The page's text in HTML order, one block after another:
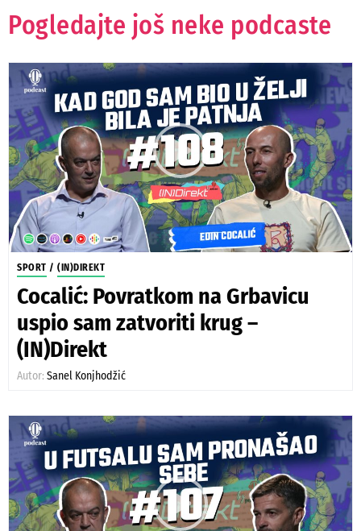
Pogledajte još neke podcaste
SPORT / (IN)DIREKT
Cocalić: Povratkom na Grbavicu
uspio sam zatvoriti krug –
(IN)Direkt
Autor: Sanel Konjhodžić